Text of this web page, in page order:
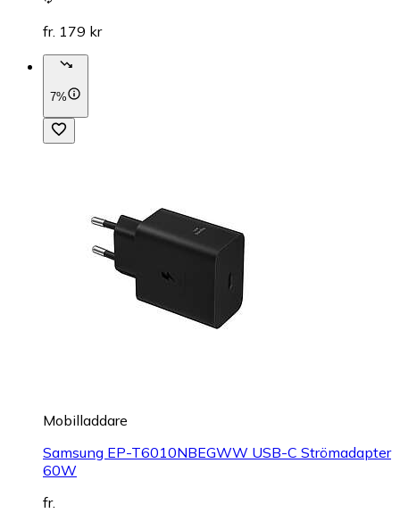
fr. 179 kr
7%
Mobilladdare
Samsung EP-T6010NBEGWW USB-C Strömadapter
60W
fr.